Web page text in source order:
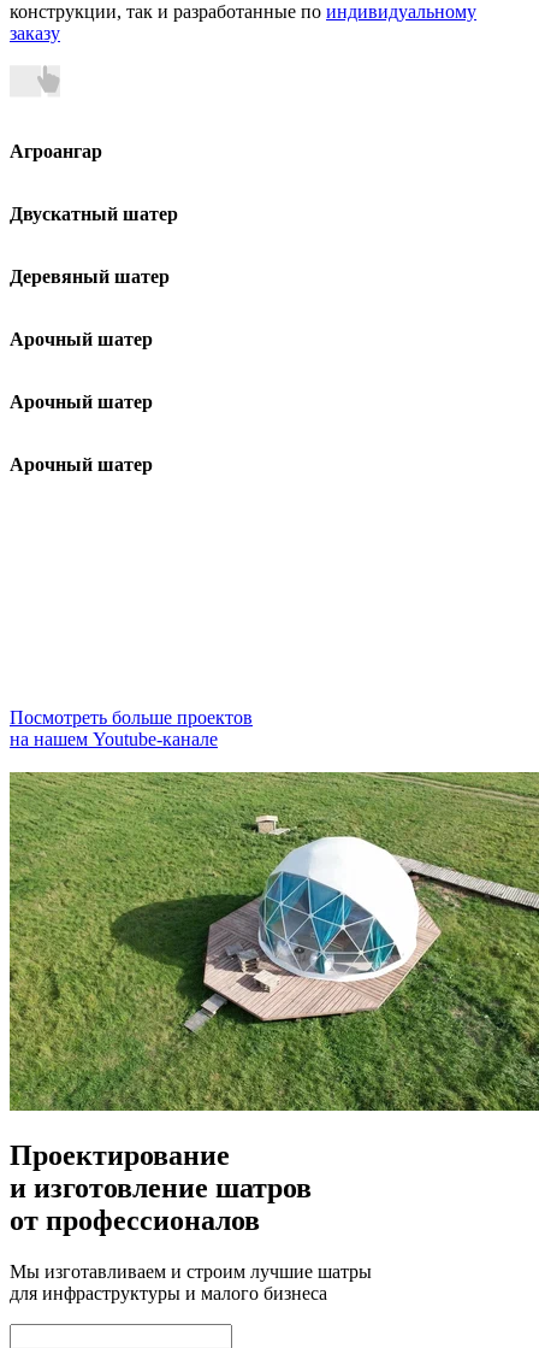
конструкции, так и разработанные по индивидуальному
заказу
Агроангар
Двускатный шатер
Деревяный шатер
Арочный шатер
Арочный шатер
Арочный шатер
Посмотреть больше проектов
на нашем Youtube-канале
Проектирование
и изготовление шатров
от профессионалов
Мы изготавливаем и строим лучшие шатры
для инфраструктуры и малого бизнеса